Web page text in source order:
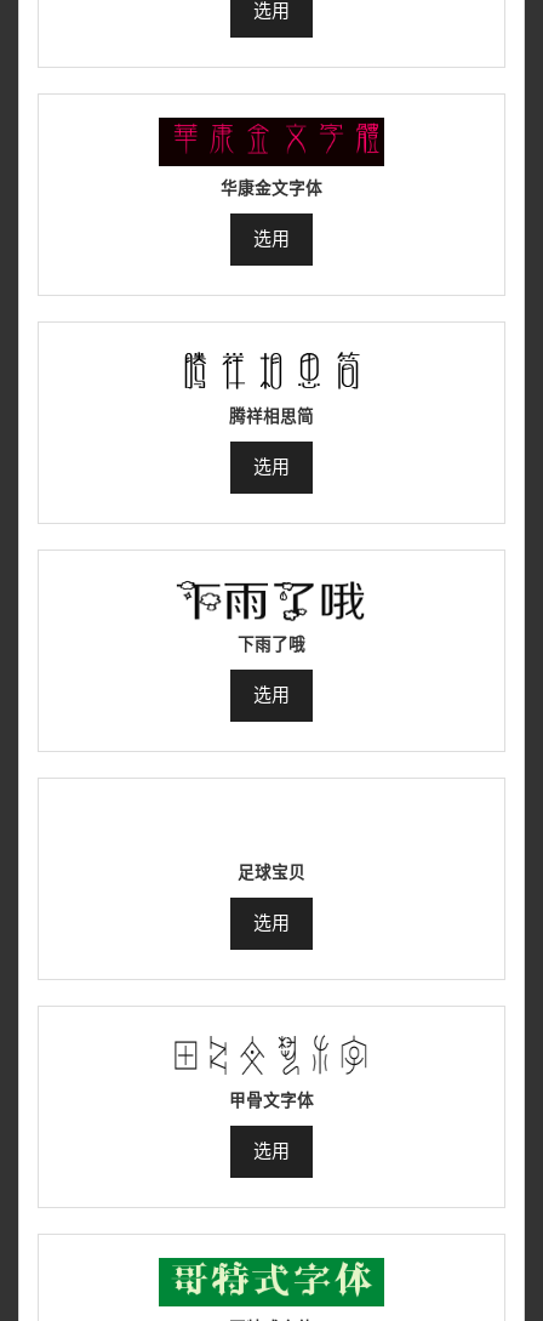
选用
华康金文字体
选用
腾祥相思简
选用
下雨了哦
选用
足球宝贝
选用
甲骨文字体
选用